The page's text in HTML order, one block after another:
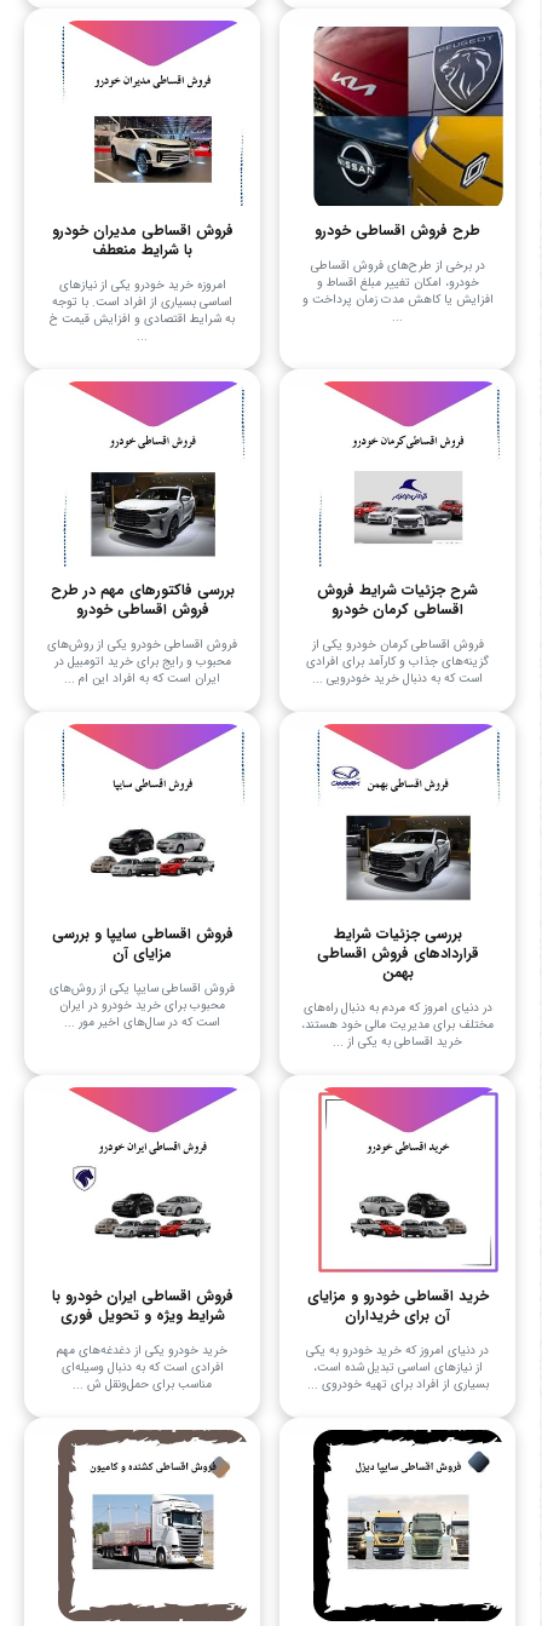
طرح فروش اقساطی خودرو
در برخی از طرح‌های فروش اقساطی
خودرو، امکان تغییر مبلغ اقساط و
افزایش یا کاهش مدت زمان پرداخت و
...
فروش اقساطی مدیران خودرو
با شرایط منعطف
امروزه خرید خودرو یکی از نیازهای
اساسی بسیاری از افراد است. با توجه
به شرایط اقتصادی و افزایش قیمت خ
...
شرح جزئیات شرایط فروش
اقساطی کرمان خودرو
فروش اقساطی کرمان خودرو یکی از
گزینه‌های جذاب و کارآمد برای افرادی
است که به دنبال خرید خودرویی ...
بررسی فاکتورهای مهم در طرح
فروش اقساطی خودرو
فروش اقساطی خودرو یکی از روش‌های
محبوب و رایج برای خرید اتومبیل در
ایران است که به افراد این ام ...
بررسی جزئیات شرایط
قراردادهای فروش اقساطی
بهمن
در دنیای امروز که مردم به دنبال راه‌های
مختلف برای مدیریت مالی خود هستند،
خرید اقساطی به یکی از ...
فروش اقساطی سایپا و بررسی
مزایای آن
فروش اقساطی سایپا یکی از روش‌های
محبوب برای خرید خودرو در ایران
است که در سال‌های اخیر مور ...
خرید اقساطی خودرو و مزایای
آن برای خریداران
در دنیای امروز که خرید خودرو به یکی
از نیازهای اساسی تبدیل شده است،
بسیاری از افراد برای تهیه خودروی ...
فروش اقساطی ایران خودرو با
شرایط ویژه و تحویل فوری
خرید خودرو یکی از دغدغه‌های مهم
افرادی است که به دنبال وسیله‌ای
مناسب برای حمل‌ونقل ش ...